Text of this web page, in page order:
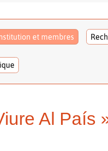
et membres
Al País